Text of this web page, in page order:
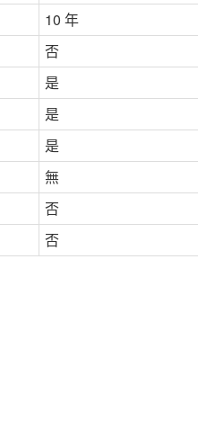
10 年
否
是
是
是
無
否
否